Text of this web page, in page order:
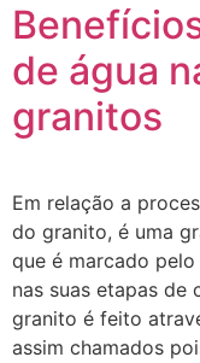
de água
granitos
Em relação a
do granito, é uma
que é marcado
nas suas etapas
granito é feito
assim chamados